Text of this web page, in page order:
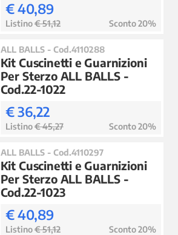
€ 40,89
Listino€ 51,12 Sconto 20%
ALL BALLS - Cod.4110288
Kit Cuscinetti e Guarnizioni
Per Sterzo ALL BALLS -
Cod.22-1022
€ 36,22
Listino€ 45,27 Sconto 20%
ALL BALLS - Cod.4110297
Kit Cuscinetti e Guarnizioni
Per Sterzo ALL BALLS -
Cod.22-1023
€ 40,89
Listino€ 51,12 Sconto 20%